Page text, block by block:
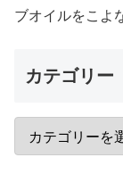
ブオイルをこよ
カテゴリー